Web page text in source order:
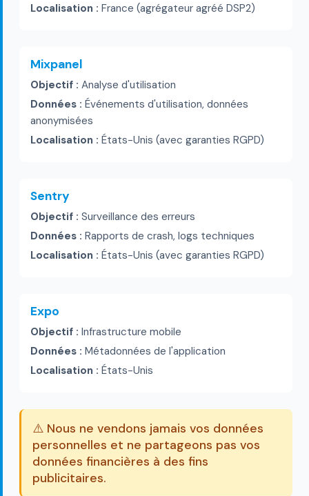
Localisation : France (agrégateur agréé DSP2)
Mixpanel
Objectif : Analyse d'utilisation
Données : Événements d'utilisation, données
anonymisées
Localisation : États-Unis (avec garanties RGPD)
Sentry
Objectif : Surveillance des erreurs
Données : Rapports de crash, logs techniques
Localisation : États-Unis (avec garanties RGPD)
Expo
Objectif : Infrastructure mobile
Données : Métadonnées de l'application
Localisation : États-Unis
⚠️ Nous ne vendons jamais vos données
personnelles et ne partageons pas vos
données financières à des fins
publicitaires.